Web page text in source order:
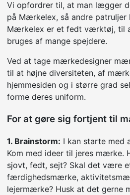
Vi opfordrer til, at man lægger
på Mærkelex, så andre
Mærkelex er et fedt værktøj, til
bruges af mange spejdere.
Ved at tage mærkedesigner
til at højne diversiteten, af
hjemmesiden og i større grad
forme deres uniform.
For at gøre sig fortjent til
1. Brainstorm: I kan starte med
Kom med ideer til jeres mærke.
sjovt, fedt, sejt? Skal det være
færdighedsmærke,
lejermærke? Husk at det gerne